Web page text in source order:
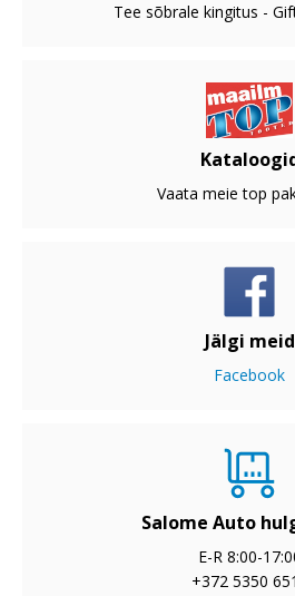
Tee sõbrale kingitus -
Vaata meie top
Jälgi meid
Facebook
Salome Auto
E-R 8:00-
+372 5350